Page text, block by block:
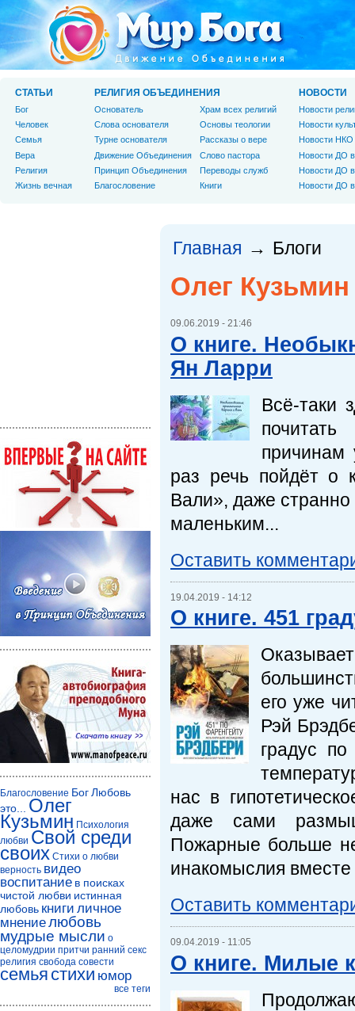
Главная → Блоги
Олег Кузьмин
09.06.2019 - 21:46
О книге.
Ян Ларри
Всё-таки
причинам
раз речь пойдёт о
Вали», даже странно
маленьким...
Оставить
19.04.2019 - 14:12
О книге. 451
его уже
Рэй
градус
нас в
даже сами
Пожарные больше
инакомыслия
Оставить
09.04.2019 - 11:05
О книге. Милые
СТАТЬИ
Бог
Человек
Cемья
Вера
Религия
Жизнь вечная
РЕЛИГИЯ ОБЪЕДИНЕНИЯ
Основатель
Слова основателя
Турне основателя
Движение Объединения
Принцип Объединения
Благословение
Храм всех религий
Основы теологии
Рассказы о вере
Слово пастора
Переводы служб
Книги
НОВОСТИ
Новости
Новости
Новости НКО
Новости ДО
Новости ДО
Новости ДО
Благословение БогЛюбовь
это...
Олег
Кузьмин Психология
любви Свой среди
своих Стихи о любви
верность видео
воспитание в поисках
чистой любви истинная
любовь книги личное
мнениелюбовь
мудрые мысли о
целомудрии притчи ранний секс
религия свобода совести
семья стихи юмор
все теги